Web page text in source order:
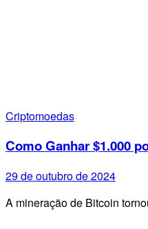
Criptomoedas
Como Ganhar $1.000
29 de outubro de 2024
A mineração de Bitcoin